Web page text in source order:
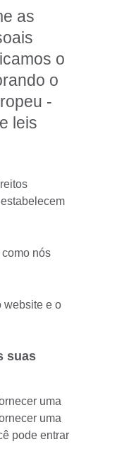
as
o
o
-
leis
nós
website e o
suas
uma
uma
pode entrar